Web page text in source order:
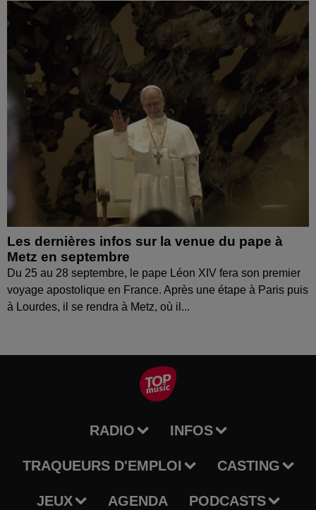
Les dernières infos sur la venue du pape à
Metz en septembre
Du 25 au 28 septembre, le pape Léon XIV fera son premier
voyage apostolique en France. Après une étape à Paris puis
à Lourdes, il se rendra à Metz, où il...
RADIO INFOS
TRAQUEURS D'EMPLOI CASTING
JEUX AGENDA PODCASTS